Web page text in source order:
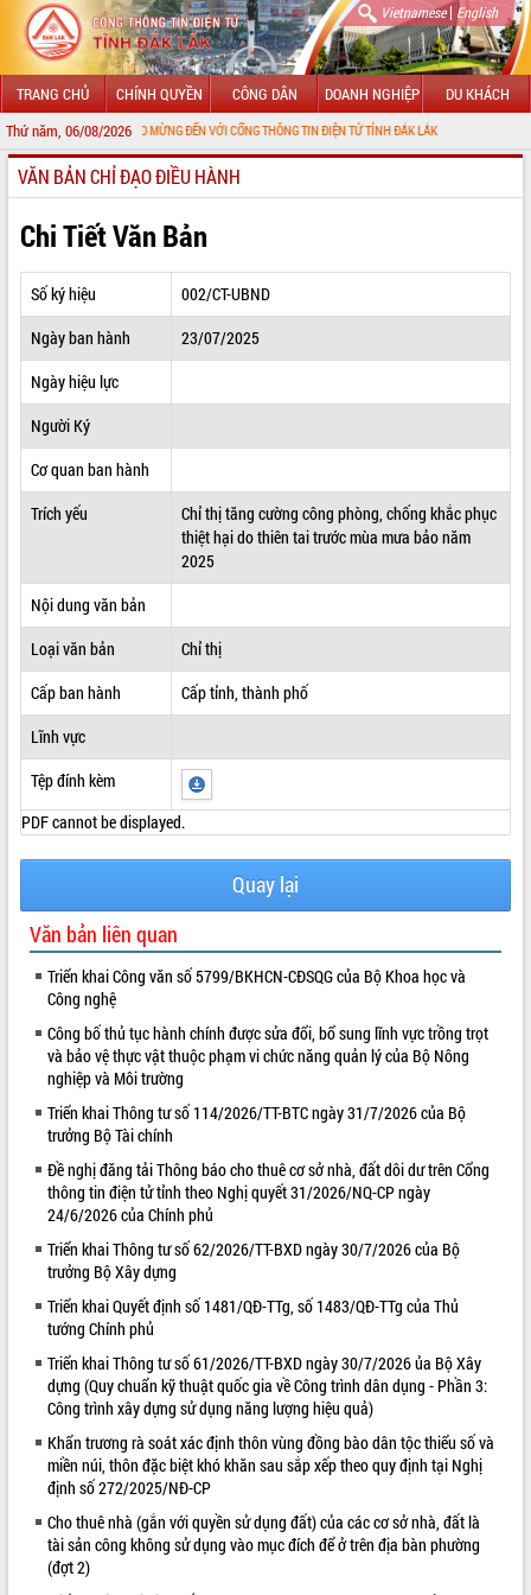
Vietnamese| English
TRANG CHỦ CHÍNH QUYỀN CÔNG DÂN DOANH NGHIỆP DU KHÁCH
Thứ năm, 06/08/2026
CHÀO MỪNG ĐẾN VỚI CỔNG THÔNG TIN ĐIỆN TỬ TỈNH ĐẮK LẮK
GIỚI THIỆU
LÃNH ĐẠO UBND TỈNH
TIN TỨC SỰ KIỆN
SỞ, BAN, NGÀNH
THÔNG TIN CHỈ ĐẠO ĐIỀU HÀNH
HỆ THỐNG VĂN BẢN
VĂN BẢN HĐND TỈNH
QUY HOẠCH - KẾ HOẠCH
Loading the player...
Lễ truy tặng danh hiệu “Bà Mẹ Việt
Nam Anh hùng” và trao Huân chương
Lao động
UBND tỉnh Đắk Lắk triển khai nhiệm
vụ 6 tháng cuối năm 2026
Kỳ họp thứ Hai, Hội đồng nhân dân
tỉnh khóa XI quyết nghị nhiều nội dung
quan trọng
Bí thư Tỉnh ủy Lương Nguyễn Minh
Triết thăm, tặng quà người có công với
cách mạng
Rà soát, hoàn thiện hệ thống thiết chế
văn hóa, thể thao đáp ứng yêu cầu
Thường trực HĐND tỉnh Đắk Lắk gặp
mặt Đoàn chuyên gia y tế TP. Hồ Chí
ALBUM ẢNH
VĂN BẢN CHỈ ĐẠO ĐIỀU HÀNH
Chi Tiết Văn Bản
Số ký hiệu
002/CT-UBND
Ngày ban hành
23/07/2025
Ngày hiệu lực
Người Ký
Cơ quan ban hành
Trích yếu
Chỉ thị tăng cường công phòng, chống khắc phục
thiệt hại do thiên tai trước mùa mưa bảo năm
2025
Nội dung văn bản
Loại văn bản
Chỉ thị
Cấp ban hành
Cấp tỉnh, thành phố
Lĩnh vực
Tệp đính kèm
PDF cannot be displayed.
Quay lại
Văn bản liên quan
Triển khai Công văn số 5799/BKHCN-CĐSQG của Bộ Khoa học và
Công nghệ
Công bố thủ tục hành chính được sửa đổi, bổ sung lĩnh vực trồng trọt
và bảo vệ thực vật thuộc phạm vi chức năng quản lý của Bộ Nông
nghiệp và Môi trường
Triển khai Thông tư số 114/2026/TT-BTC ngày 31/7/2026 của Bộ
trưởng Bộ Tài chính
Đề nghị đăng tải Thông báo cho thuê cơ sở nhà, đất dôi dư trên Cổng
thông tin điện tử tỉnh theo Nghị quyết 31/2026/NQ-CP ngày
24/6/2026 của Chính phủ
Triển khai Thông tư số 62/2026/TT-BXD ngày 30/7/2026 của Bộ
trưởng Bộ Xây dựng
Triển khai Quyết định số 1481/QĐ-TTg, số 1483/QĐ-TTg của Thủ
tướng Chính phủ
Triển khai Thông tư số 61/2026/TT-BXD ngày 30/7/2026 ủa Bộ Xây
dựng (Quy chuẩn kỹ thuật quốc gia về Công trình dân dụng - Phần 3:
Công trình xây dựng sử dụng năng lượng hiệu quả)
Khẩn trương rà soát xác định thôn vùng đồng bào dân tộc thiểu số và
miền núi, thôn đặc biệt khó khăn sau sắp xếp theo quy định tại Nghị
định số 272/2025/NĐ-CP
Cho thuê nhà (gắn với quyền sử dụng đất) của các cơ sở nhà, đất là
tài sản công không sử dụng vào mục đích để ở trên địa bàn phường
(đợt 2)